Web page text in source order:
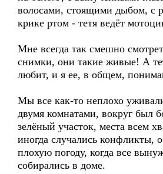
волосами, стоящими дыбом, с
крике ртом - тетя ведёт
Мне всегда так смешно
снимки, они такие живые! А
любит, и я ее, в общем,
Мы все как-то неплохо
двумя комнатами, вокруг был
зелёный участок, места всем
иногда случались конфликты,
плохую погоду, когда все
собирались в доме.